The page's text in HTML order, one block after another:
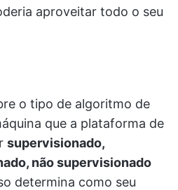
aproveitar todo o seu
o tipo de algoritmo de
que a plataforma de
supervisionado,
não supervisionado
determina como seu